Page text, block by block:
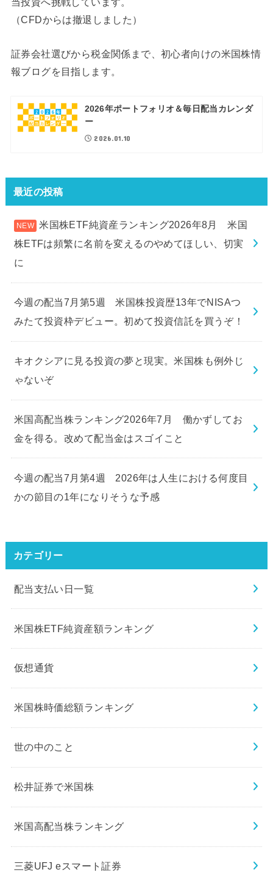
（CFDからは撤退しました）
証券会社選びから税金関係まで、初心者向けの米国株情
報ブログを目指します。
2026年ポートフォリオ＆毎日配当カレンダ
ー
2026.01.10
最近の投稿
米国株ETF純資産ランキング2026年8月 米国
株ETFは頻繁に名前を変えるのやめてほしい、切実
に
今週の配当7月第5週 米国株投資歴13年でNISAつ
みたて投資枠デビュー。初めて投資信託を買うぞ！
キオクシアに見る投資の夢と現実。米国株も例外じ
ゃないぞ
米国高配当株ランキング2026年7月 働かずしてお
金を得る。改めて配当金はスゴイこと
今週の配当7月第4週 2026年は人生における何度目
かの節目の1年になりそうな予感
カテゴリー
配当支払い日一覧
米国株ETF純資産額ランキング
仮想通貨
米国株時価総額ランキング
世の中のこと
松井証券で米国株
米国高配当株ランキング
三菱UFJ eスマート証券